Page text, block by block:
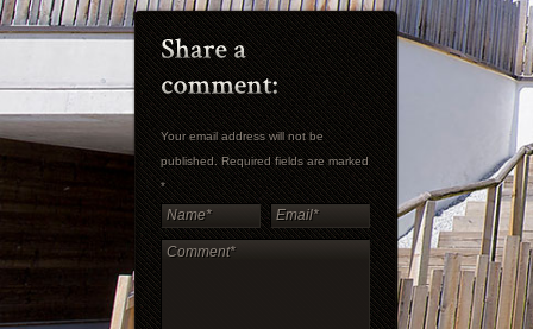
Your email address will not be
published. Required fields are marked
*